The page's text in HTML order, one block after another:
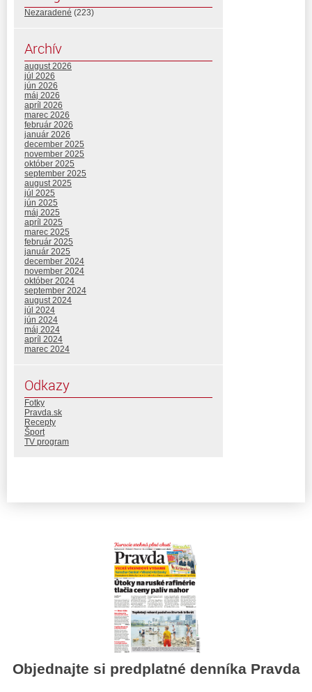
Nezaradené (223)
Archív
august 2026
júl 2026
jún 2026
máj 2026
apríl 2026
marec 2026
február 2026
január 2026
december 2025
november 2025
október 2025
september 2025
august 2025
júl 2025
jún 2025
máj 2025
apríl 2025
marec 2025
február 2025
január 2025
december 2024
november 2024
október 2024
september 2024
august 2024
júl 2024
jún 2024
máj 2024
apríl 2024
marec 2024
Odkazy
Fotky
Pravda.sk
Recepty
Šport
TV program
Objednajte si predplatné denníka Pravda